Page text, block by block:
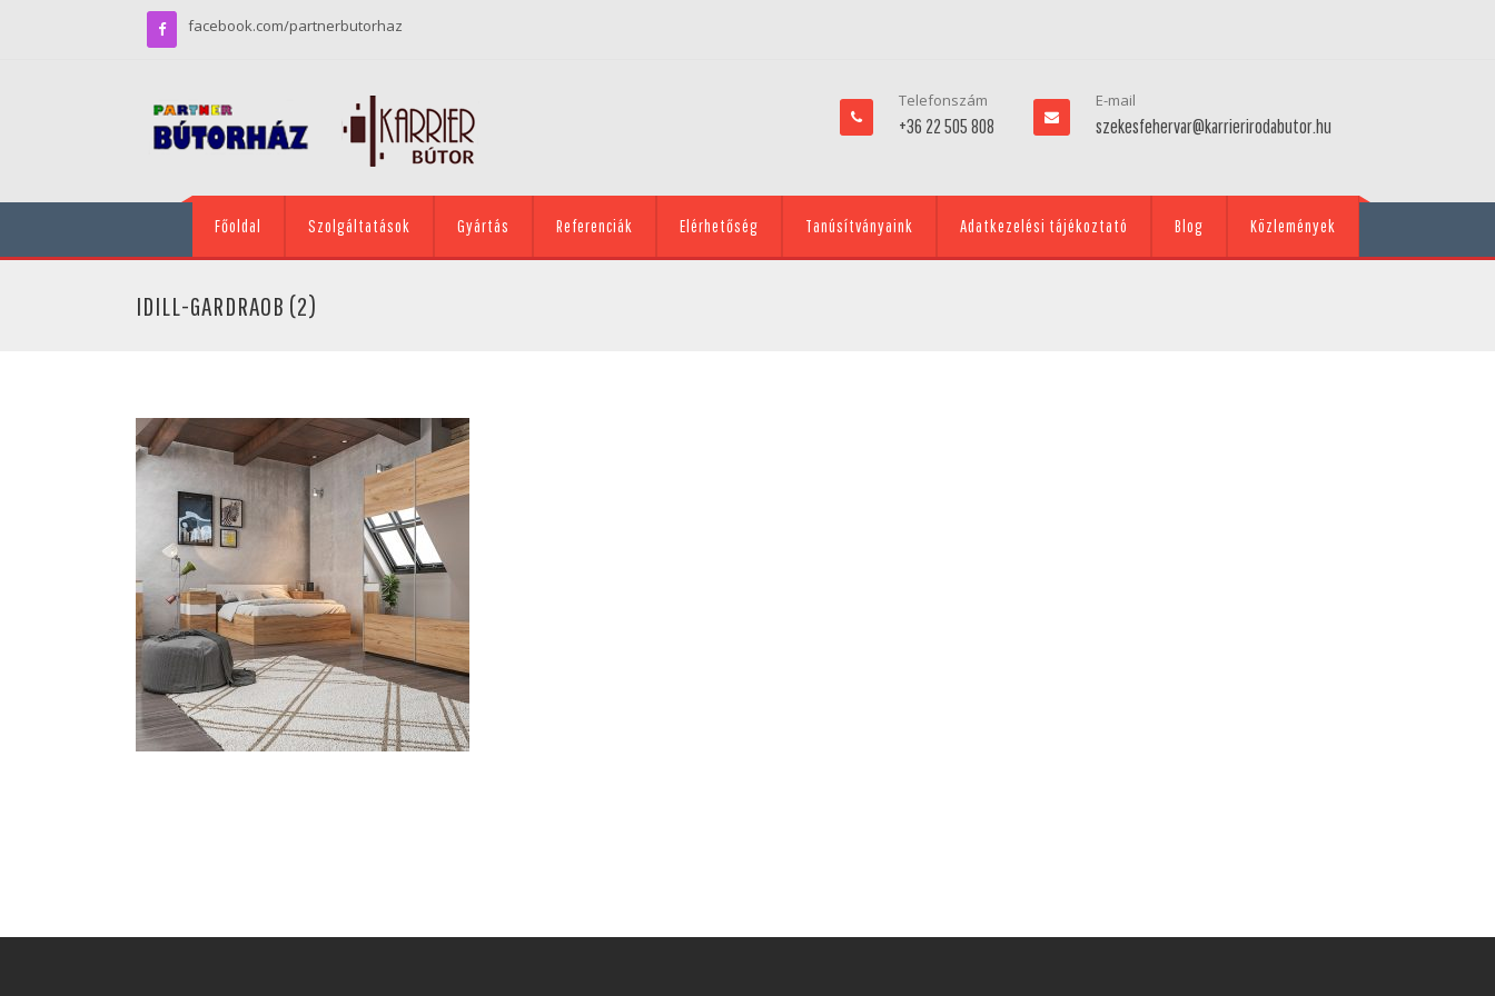
facebook.com/partnerbutorhaz
Telefonszám
+36 22 505 808
E-mail
szekesfehervar@karrierirodabutor.hu
Főoldal Szolgáltatások Gyártás Referenciák Elérhetőség Tanúsítványaink Adatkezelési tájékoztató Blog Közlemények
IDILL-GARDRAOB (2)